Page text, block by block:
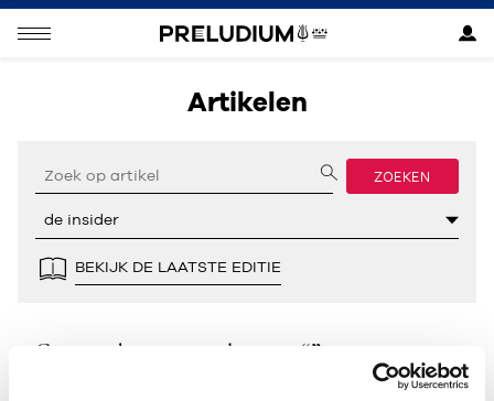
Artikelen
ZOEKEN
BEKIJK DE LAATSTE EDITIE
Geen resultaten gevonden voor “”.